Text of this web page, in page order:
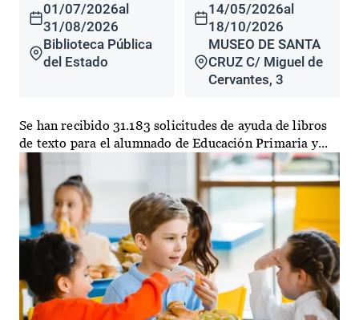
01/07/2026al
31/08/2026
Biblioteca Pública
del Estado
14/05/2026al
18/10/2026
MUSEO DE SANTA
CRUZ C/ Miguel de
Cervantes, 3
Se han recibido 31.183 solicitudes de ayuda de libros
de texto para el alumnado de Educación Primaria y...